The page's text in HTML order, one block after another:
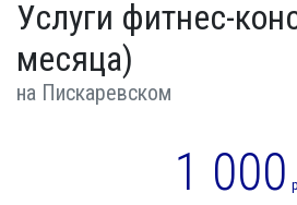
Услуги фитнес-
месяца)
на Пискаревском
1 000